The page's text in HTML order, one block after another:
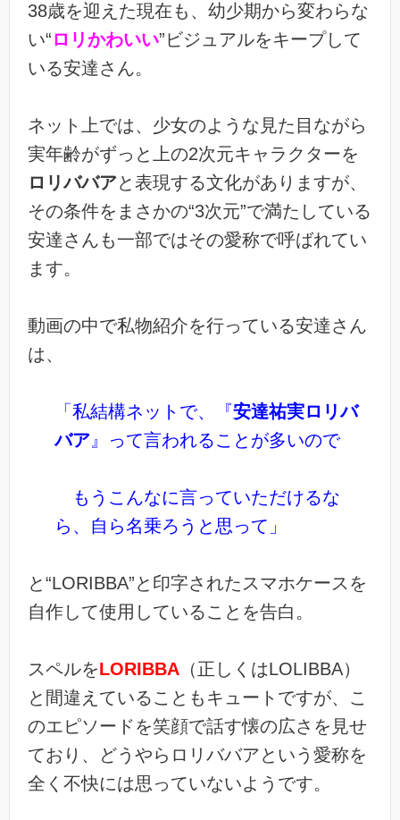
38歳を迎えた現在も、幼少期から変わらな
い“ロリかわいい”ビジュアルをキープして
いる安達さん。
ネット上では、少女のような見た目ながら
実年齢がずっと上の2次元キャラクターを
ロリババアと表現する文化がありますが、
その条件をまさかの“3次元”で満たしている
安達さんも一部ではその愛称で呼ばれてい
ます。
動画の中で私物紹介を行っている安達さん
は、
「私結構ネットで、『安達祐実ロリバ
バア 』って言われることが多いので
もうこんなに言っていただけるな
ら、自ら名乗ろうと思って」
と“LORIBBA”と印字されたスマホケースを
自作して使用していることを告白。
スペルをLORIBBA （正しくはLOLIBBA）
と間違えていることもキュートですが、こ
のエピソードを笑顔で話す懐の広さを見せ
ており、どうやらロリババアという愛称を
全く不快には思っていないようです。